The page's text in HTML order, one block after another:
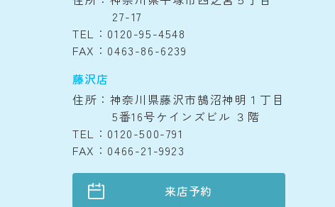
27-17
TEL：0120-95-4548
FAX：0463-86-6239
藤沢店
住所：神奈川県藤沢市鵠沼神明１丁目
5番16号ケインズビル ３階
TEL：0120-500-791
FAX：0466-21-9923
来店予約